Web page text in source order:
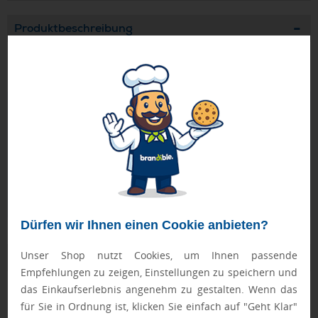
Dürfen wir Ihnen einen Cookie anbieten?
Unser Shop nutzt Cookies, um Ihnen passende
Empfehlungen zu zeigen, Einstellungen zu speichern und
das Einkaufserlebnis angenehm zu gestalten. Wenn das
für Sie in Ordnung ist, klicken Sie einfach auf "Geht Klar"
Produktbeschreibung
Flaschenöffner aus Edelstahl im Kreditkartenformat.
Geprüft von Ewa
Nur Produkte, die unserenQualitätscheck
schaffen es in den Shop. Mehr erfahren
Qualitätssicherung
Zusatzinformation
Artikelnummer: 2028-AP809561-21